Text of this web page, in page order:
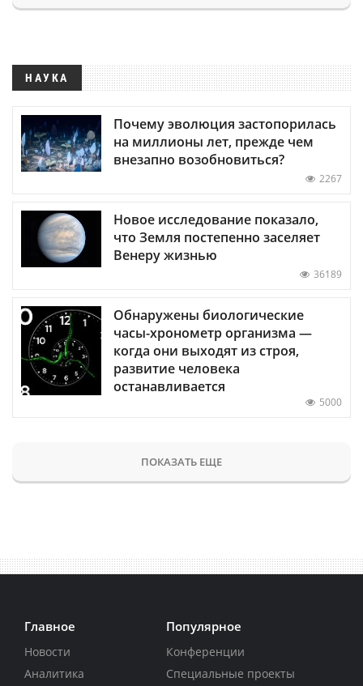
НАУКА
Почему эволюция застопорилась
на миллионы лет, прежде чем
внезапно возобновиться?
2267
Новое исследование показало,
что Земля постепенно заселяет
Венеру жизнью
36189
Обнаружены биологические
часы-хронометр организма —
когда они выходят из строя,
развитие человека
останавливается
5000
ПОКАЗАТЬ ЕЩЕ
Главное
Новости
Аналитика
Популярное
Конференции
Специальные проекты